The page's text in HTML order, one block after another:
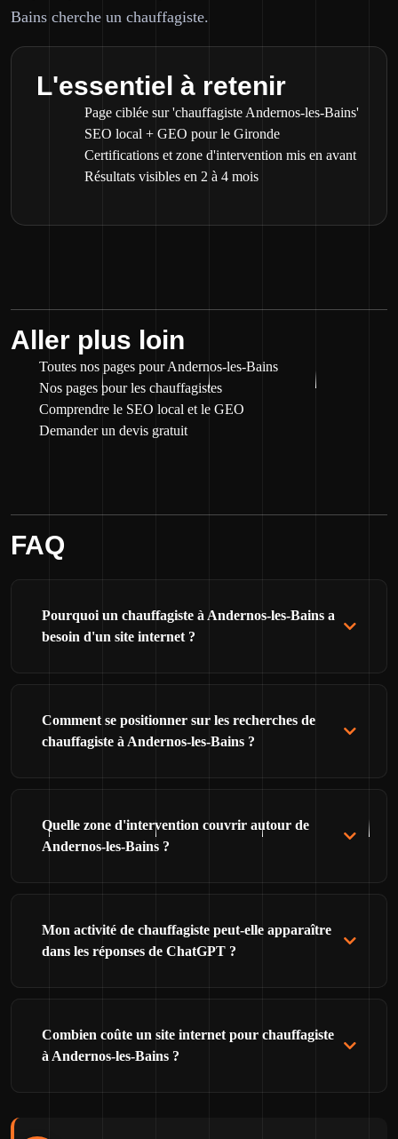
Bains cherche un chauffagiste.
L'essentiel à retenir
Page ciblée sur 'chauffagiste Andernos-les-Bains'
SEO local + GEO pour le Gironde
Certifications et zone d'intervention mis en avant
Résultats visibles en 2 à 4 mois
Aller plus loin
Toutes nos pages pour Andernos-les-Bains
Nos pages pour les chauffagistes
Comprendre le SEO local et le GEO
Demander un devis gratuit
FAQ
Pourquoi un chauffagiste à Andernos-les-Bains a
besoin d'un site internet ?
Comment se positionner sur les recherches de
chauffagiste à Andernos-les-Bains ?
Quelle zone d'intervention couvrir autour de
Andernos-les-Bains ?
Mon activité de chauffagiste peut-elle apparaître
dans les réponses de ChatGPT ?
Combien coûte un site internet pour chauffagiste
à Andernos-les-Bains ?